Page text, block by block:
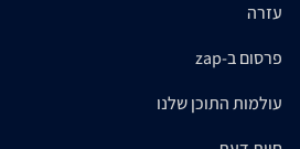
עזרה
פרסום ב-zap
עולמות התוכן שלנו